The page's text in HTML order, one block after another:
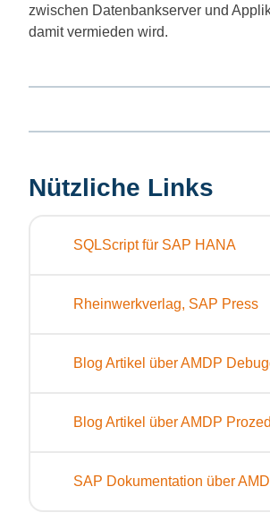
zwischen Datenbankserver und
damit vermieden wird.
Nützliche Links
SQLScript für SAP HANA
Rheinwerkverlag, SAP Press
Blog Artikel über AMDP
Blog Artikel über AMDP
SAP Dokumentation über